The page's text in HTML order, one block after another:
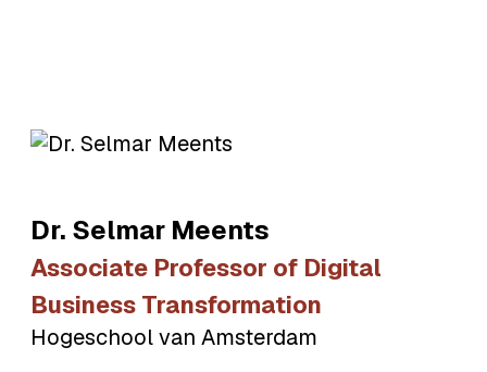
Dr. Selmar Meents
Associate Professor of Digital
Business Transformation
Hogeschool van Amsterdam